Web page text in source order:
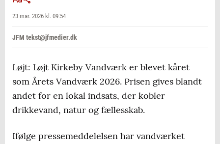
23 mar. 2026 kl. 09:54
JFM tekst@jfmedier.dk
Løjt: Løjt Kirkeby Vandværk er blevet kåret
som Årets Vandværk 2026. Prisen gives blandt
andet for en lokal indsats, der kobler
drikkevand, natur og fællesskab.
Ifølge pressemeddelelsen har vandværket